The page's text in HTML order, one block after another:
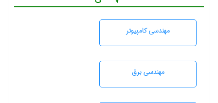
مهندسی كامپيوتر
مهندسی برق